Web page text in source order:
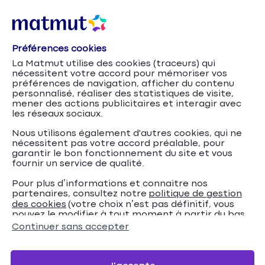
Accueil Crédits Conseils
Assurance emprunteur :
comment choisir entre capital restant dû ou capital
initial ?
Préférences cookies
La Matmut utilise des cookies (traceurs) qui
nécessitent votre accord pour mémoriser vos
préférences de navigation, afficher du contenu
personnalisé, réaliser des statistiques de visite,
mener des actions publicitaires et interagir avec
les réseaux sociaux.
Nous utilisons également d'autres cookies, qui ne
nécessitent pas votre accord préalable, pour
garantir le bon fonctionnement du site et vous
fournir un service de qualité.
Pour plus d’informations et connaitre nos
partenaires, consultez notre politique de gestion
des cookies (votre choix n’est pas définitif, vous
pouvez le modifier à tout moment à partir du bas
de page de notre site).
Continuer sans accepter